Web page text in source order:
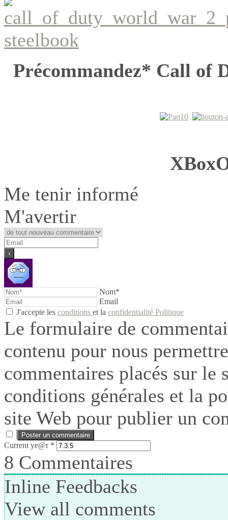
Précommandez* Call of
Me tenir informé
M'avertir
Nom*
Email
J'accepte les conditions et la confidentialité Politique
Le formulaire de
contenu pour nous
commentaires placés sur
conditions générales et la
site Web pour publier un
Current ye@r *
8 Commentaires
Inline Feedbacks
View all comments